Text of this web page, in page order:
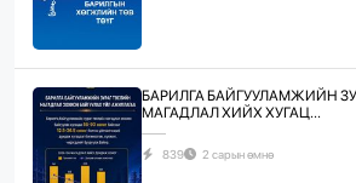
БАРИЛГА БАЙГУУЛАМЖИЙН
МАГАДЛАЛ ХИЙХ ХУГАЦ...
839 2 сарын өмнө